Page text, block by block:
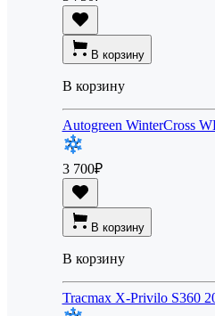
В корзину
В корзину
Autogreen WinterCross
3 700₽
В корзину
В корзину
Tracmax X-Privilo S360